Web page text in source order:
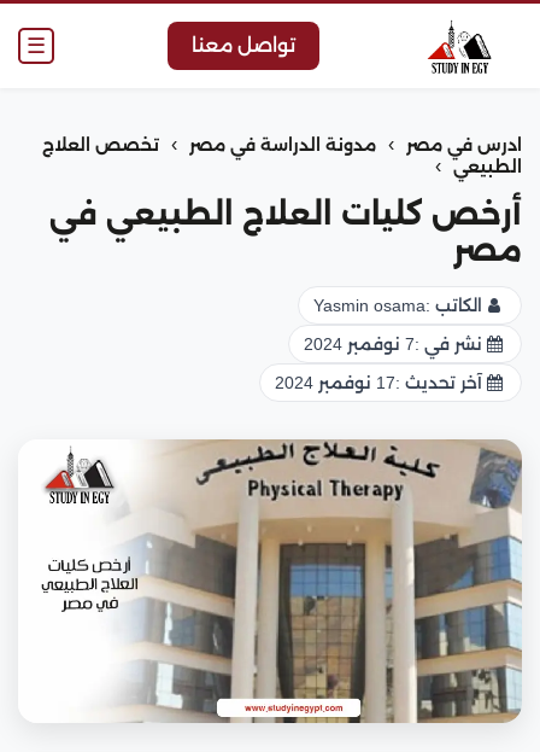
☰ تواصل معنا
ادرس في مصر › مدونة الدراسة في مصر ›
تخصص العلاج
الطبيعي
›
أرخص كليات العلاج الطبيعي في
مصر
الكاتب :Yasmin osama
نشر في :7 نوفمبر 2024
آخر تحديث :17 نوفمبر 2024